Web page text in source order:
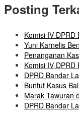
Posting
Komisi IV
Yuni Karnelis
Penanganan
Komisi IV
DPRD Bandar
Buntut Kasus
Marak Tawuran
DPRD Bandar